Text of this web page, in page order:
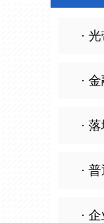
·
·
·
·
·